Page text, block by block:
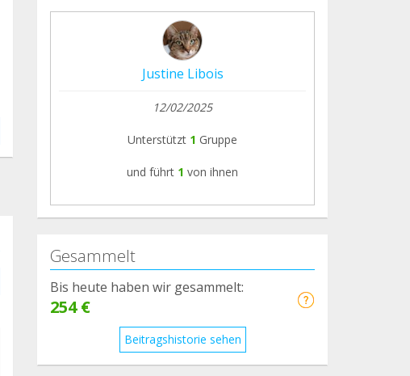
Justine Libois
12/02/2025
Unterstützt 1 Gruppe
und führt 1 von ihnen
Gesammelt
Bis heute haben wir gesammelt:
254 €
Beitragshistorie sehen